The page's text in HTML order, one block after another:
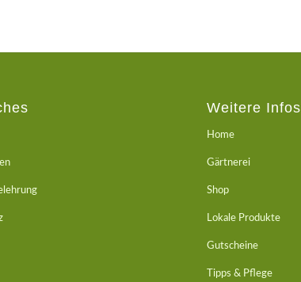
Weitere Infos
Home
Gärtnerei
Shop
Lokale Produkte
Gutscheine
Tipps & Pflege